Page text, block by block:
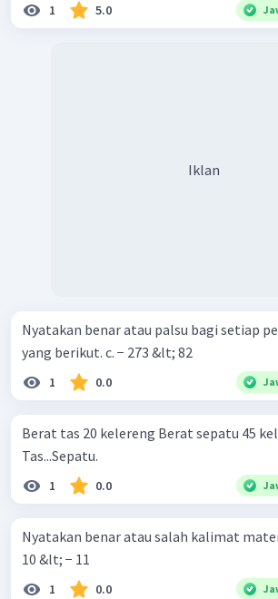
1 5.0
Iklan
Nyatakan benar atau palsu bagi setiap
yang berikut. c. − 273 &lt; 82
1 0.0
Berat tas 20 kelereng Berat sepatu 45 kelereng
Tas...Sepatu.
1 0.0
Nyatakan benar atau salah kalimat
10 &lt; − 11
1 0.0